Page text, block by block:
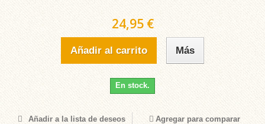
24,95 €
Añadir al carrito Más
En stock.
Añadir a la lista de deseos Agregar para comparar